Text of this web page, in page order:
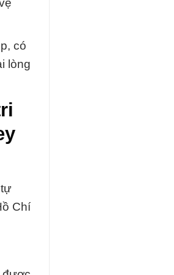
có
lòng
Chí